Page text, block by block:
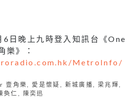
6日晚上九時登入知訊台《One
》：
MetroInfo/
壹角樂, 愛是懷疑 , 新城廣播,梁兆輝,
奐仁 , 陳奕迅